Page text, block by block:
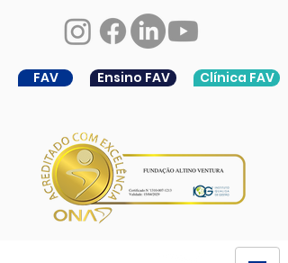
FAV Ensino FAV Clínica FAV